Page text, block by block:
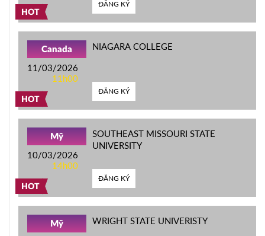
HOT
ĐĂNG KÝ
HOT
Canada
11/03/2026
11h00
NIAGARA COLLEGE
ĐĂNG KÝ
HOT
Mỹ
10/03/2026
14h00
SOUTHEAST MISSOURI STATE
UNIVERSITY
ĐĂNG KÝ
Mỹ WRIGHT STATE UNIVERISTY